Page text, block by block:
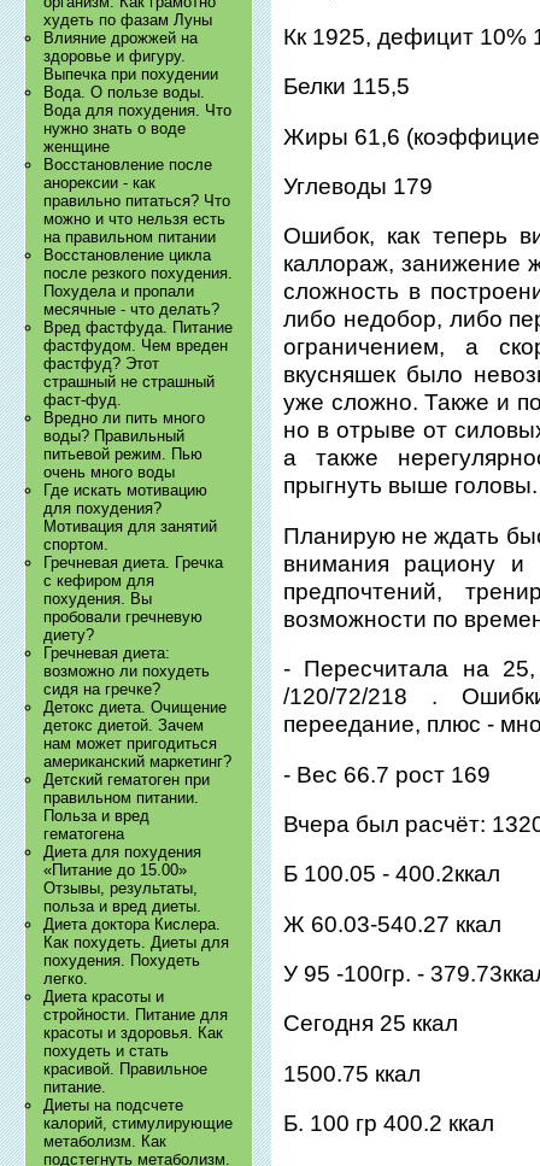
худеть по фазам Луны
Влияние дрожжей на
здоровье и фигуру.
Выпечка при похудении
Вода. О пользе воды.
Вода для похудения. Что
нужно знать о воде
женщине
Восстановление после
анорексии - как
правильно питаться? Что
можно и что нельзя есть
на правильном питании
Восстановление цикла
после резкого похудения.
Похудела и пропали
месячные - что делать?
Вред фастфуда. Питание
фастфудом. Чем вреден
фастфуд? Этот
страшный не страшный
фаст-фуд.
Вредно ли пить много
воды? Правильный
питьевой режим. Пью
очень много воды
Где искать мотивацию
для похудения?
Мотивация для занятий
спортом.
Гречневая диета. Гречка
с кефиром для
похудения. Вы
пробовали гречневую
диету?
Гречневая диета:
возможно ли похудеть
сидя на гречке?
Детокс диета. Очищение
детокс диетой. Зачем
нам может пригодиться
американский маркетинг?
Детский гематоген при
правильном питании.
Польза и вред
гематогена
Диета для похудения
«Питание до 15.00»
Отзывы, результаты,
польза и вред диеты.
Диета доктора Кислера.
Как похудеть. Диеты для
похудения. Похудеть
легко.
Диета красоты и
стройности. Питание для
красоты и здоровья. Как
похудеть и стать
красивой. Правильное
питание.
Диеты на подсчете
калорий, стимулирующие
метаболизм. Как
подстегнуть метаболизм.
Кк 1925, дефицит 10%
Белки 115,5
Жиры 61,6
Углеводы 179
Ошибок, как теперь
каллораж, занижение
сложность в
либо недобор, либо
ограничением, а
вкусняшек было
уже сложно. Также и
но в отрыве от
а также
прыгнуть выше головы.
Планирую не ждать
внимания рациону и
предпочтений,
возможности по
- Пересчитала на
/120/72/218 .
переедание, плюс -
- Вес 66.7 рост 169
Вчера был расчёт:
Б 100.05 - 400.2ккал
Ж 60.03-540.27 ккал
У 95 -100гр. -
Сегодня 25 ккал
1500.75 ккал
Б. 100 гр 400.2 ккал